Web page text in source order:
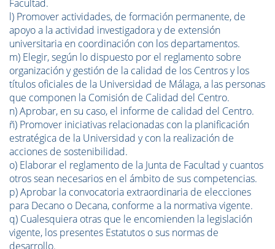
Facultad.
l) Promover actividades, de formación permanente, de
apoyo a la actividad investigadora y de extensión
universitaria en coordinación con los departamentos.
m) Elegir, según lo dispuesto por el reglamento sobre
organización y gestión de la calidad de los Centros y los
títulos oficiales de la Universidad de Málaga, a las personas
que componen la Comisión de Calidad del Centro.
n) Aprobar, en su caso, el informe de calidad del Centro.
ñ) Promover iniciativas relacionadas con la planificación
estratégica de la Universidad y con la realización de
acciones de sostenibilidad.
o) Elaborar el reglamento de la Junta de Facultad y cuantos
otros sean necesarios en el ámbito de sus competencias.
p) Aprobar la convocatoria extraordinaria de elecciones
para Decano o Decana, conforme a la normativa vigente.
q) Cualesquiera otras que le encomienden la legislación
vigente, los presentes Estatutos o sus normas de
desarrollo.